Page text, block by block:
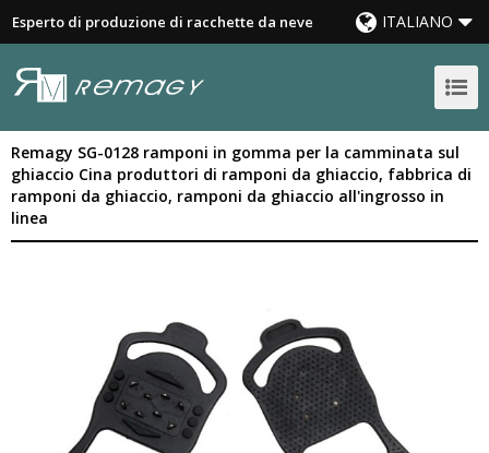
Esperto di produzione di racchette da neve ITALIANO
Remagy SG-0128 ramponi in gomma per la camminata sul
ghiaccio Cina produttori di ramponi da ghiaccio, fabbrica di
ramponi da ghiaccio, ramponi da ghiaccio all'ingrosso in
linea